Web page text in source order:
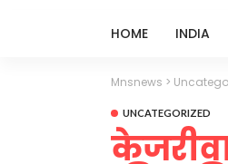
HOME INDIA
Mnsnews >
UNCATEGORIZED